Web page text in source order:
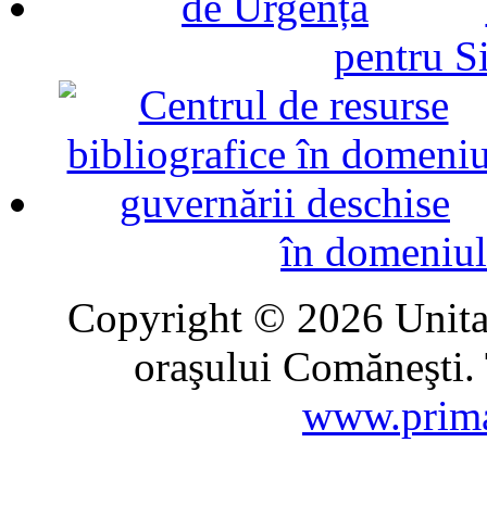
pentru
în
Copyright © 2026
oraşului